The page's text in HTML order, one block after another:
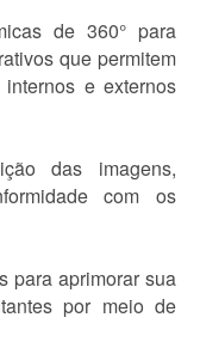
de 360° para
que permitem
e externos
das imagens,
com os
para aprimorar sua
por meio de